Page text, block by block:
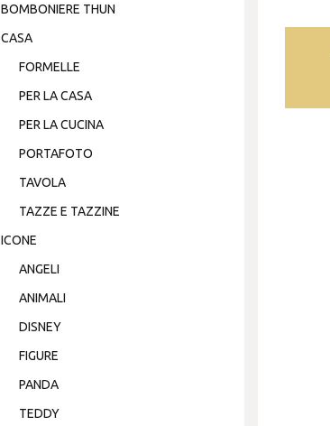
BOMBONIERE THUN
CASA
FORMELLE
PER LA CASA
PER LA CUCINA
PORTAFOTO
TAVOLA
TAZZE E TAZZINE
ICONE
ANGELI
ANIMALI
DISNEY
FIGURE
PANDA
TEDDY